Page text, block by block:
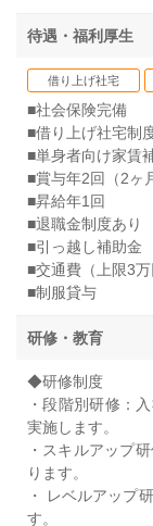
待遇・福利厚生
借り上げ社宅
■社会保険完備
■借り上げ社宅制
■単身者向け家賃
■賞与年2回（2ヶ
■昇給年1回
■退職金制度あり
■引っ越し補助金
■交通費（上限3万
■制服貸与
研修・教育
◆研修制度
・段階別研修：
実施します。
・スキルアップ
ります。
・ レベルアップ
す。